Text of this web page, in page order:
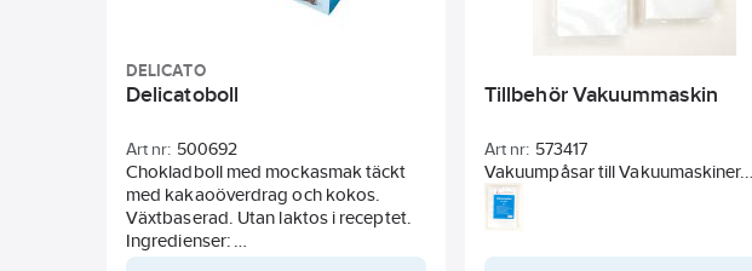
DELICATO
Delicatoboll
Art nr: 500692
Chokladboll med mockasmak täckt
med kakaoöverdrag och kokos.
Växtbaserad. Utan laktos i receptet.
Ingredienser:
Tillbehör Vakuummaskin
Art nr: 573417
Vakuumpåsar till Vakuumaskiner.
Vakuumpåsen är uppbyggd med 2
material, polyethene och polyamid.